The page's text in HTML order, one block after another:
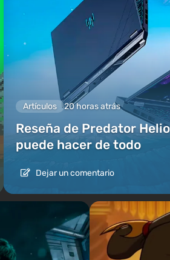
Artículos 20 horas atrás
Reseña de Predator
puede hacer de todo
Dejar un comentario